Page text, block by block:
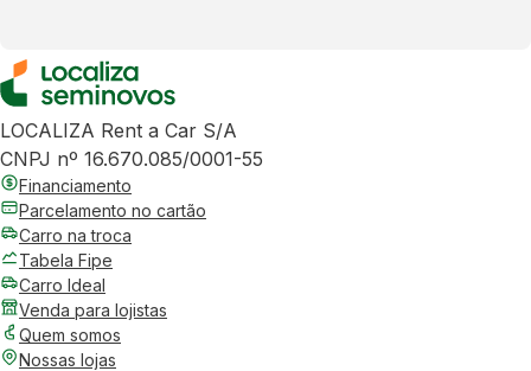
LOCALIZA Rent a Car S/A
CNPJ nº 16.670.085/0001-55
Financiamento
Parcelamento no cartão
Carro na troca
Tabela Fipe
Carro Ideal
Venda para lojistas
Quem somos
Nossas lojas